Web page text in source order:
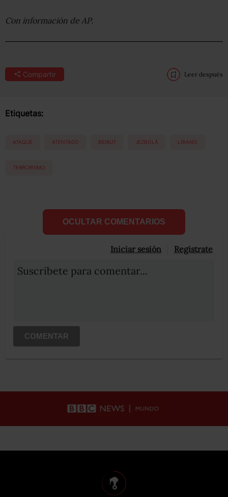
Con información de AP.
Compartir Leer después
Etiquetas:
ATAQUE ATENTADO BEIRUT JEZBOLÁ LÍBANO
TERRORISMO
OCULTAR COMENTARIOS
Iniciar sesión Registrate
Suscribete para comentar...
COMENTAR